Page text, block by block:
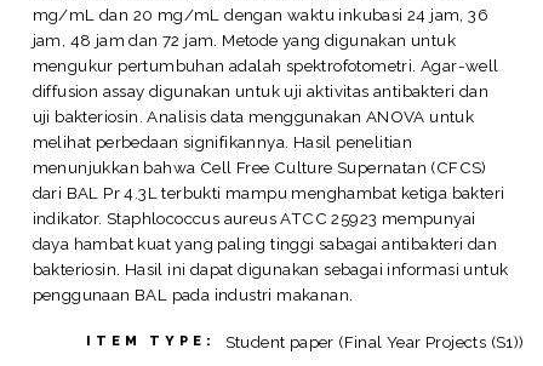
mg/mL dan 20 mg/mL dengan waktu inkubasi 24 jam, 36
jam, 48 jam dan 72 jam. Metode yang digunakan untuk
mengukur pertumbuhan adalah spektrofotometri. Agar-well
diffusion assay digunakan untuk uji aktivitas antibakteri dan
uji bakteriosin. Analisis data menggunakan ANOVA untuk
melihat perbedaan signifikannya. Hasil penelitian
menunjukkan bahwa Cell Free Culture Supernatan (CFCS)
dari BAL Pr 4.3L terbukti mampu menghambat ketiga bakteri
indikator. Staphlococcus aureus ATCC 25923 mempunyai
daya hambat kuat yang paling tinggi sabagai antibakteri dan
bakteriosin. Hasil ini dapat digunakan sebagai informasi untuk
penggunaan BAL pada industri makanan.
ITEM TYPE: Student paper (Final Year Projects (S1))